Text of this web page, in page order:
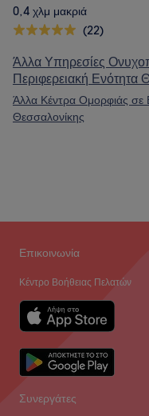
0,4 χλμ μακριά
(22)
Άλλα Υπηρεσίες
Περιφερειακή Ενότητα
Άλλα Κέντρα Ομορφιάς σε
Θεσσαλονίκης
Επικοινωνία
Κέντρο Βοήθειας Πελατών
Συνεργάτες